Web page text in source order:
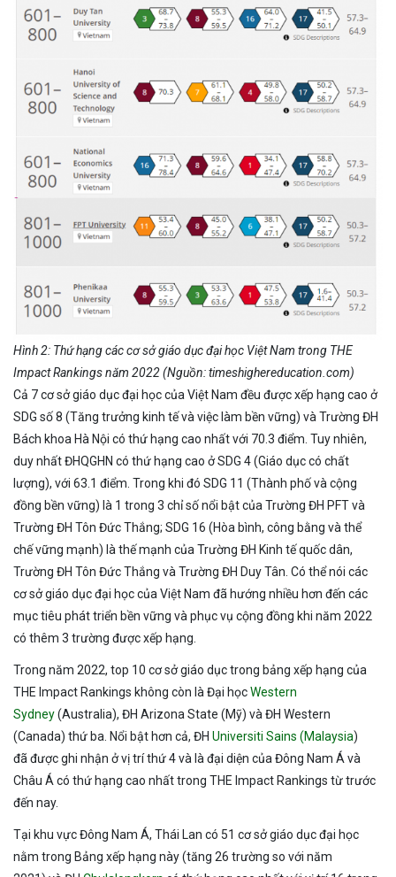
Hình 2: Thứ hạng các cơ sở giáo dục đại học Việt Nam trong THE
Impact Rankings năm 2022 (Nguồn: timeshighereducation.com)
Cả 7 cơ sở giáo dục đại học của Việt Nam đều được xếp hạng cao ở
SDG số 8 (Tăng trưởng kinh tế và việc làm bền vững) và Trường ĐH
Bách khoa Hà Nội có thứ hạng cao nhất với 70.3 điểm. Tuy nhiên,
duy nhất ĐHQGHN có thứ hạng cao ở SDG 4 (Giáo dục có chất
lượng), với 63.1 điểm. Trong khi đó SDG 11 (Thành phố và cộng
đồng bền vững) là 1 trong 3 chỉ số nổi bật của Trường ĐH PFT và
Trường ĐH Tôn Đức Thắng; SDG 16 (Hòa bình, công bằng và thể
chế vững mạnh) là thế mạnh của Trường ĐH Kinh tế quốc dân,
Trường ĐH Tôn Đức Thắng và Trường ĐH Duy Tân. Có thể nói các
cơ sở giáo dục đại học của Việt Nam đã hướng nhiều hơn đến các
mục tiêu phát triển bền vững và phục vụ cộng đồng khi năm 2022
có thêm 3 trường được xếp hạng.
Trong năm 2022, top 10 cơ sở giáo dục trong bảng xếp hạng của
THE Impact Rankings không còn là Đại họcWestern
Sydney(Australia), ĐH Arizona State (Mỹ) và ĐH Western
(Canada) thứ ba. Nổi bật hơn cả, ĐH Universiti Sains (Malaysia)
đã được ghi nhận ở vị trí thứ 4 và là đại diện của Đông Nam Á và
Châu Á có thứ hạng cao nhất trong THE Impact Rankings từ trước
đến nay.
Tại khu vực Đông Nam Á, Thái Lan có 51 cơ sở giáo dục đại học
nằm trong Bảng xếp hạng này (tăng 26 trường so với năm